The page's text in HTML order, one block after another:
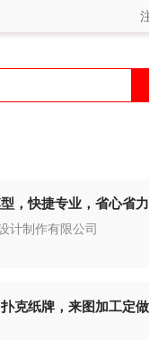
，快捷专业，省心省力
计制作有限公司
克纸牌，来图加工定做